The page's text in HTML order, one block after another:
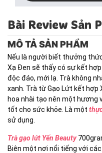
Bài Review Sản
MÔ TẢ SẢN PHẨM
Nếu là người biết thưởng
Xạ Đen sẽ thấy có sự kết
độc đáo, mới lạ. Trà không
xanh. Trà từ Gạo Lứt kết hợp
hoa nhài tạo nên một hương
tốt cho sức khỏe. Là một
sử dụng.
Trà gạo lứt Yến Beauty
Biên một nơi nổi tiếng với